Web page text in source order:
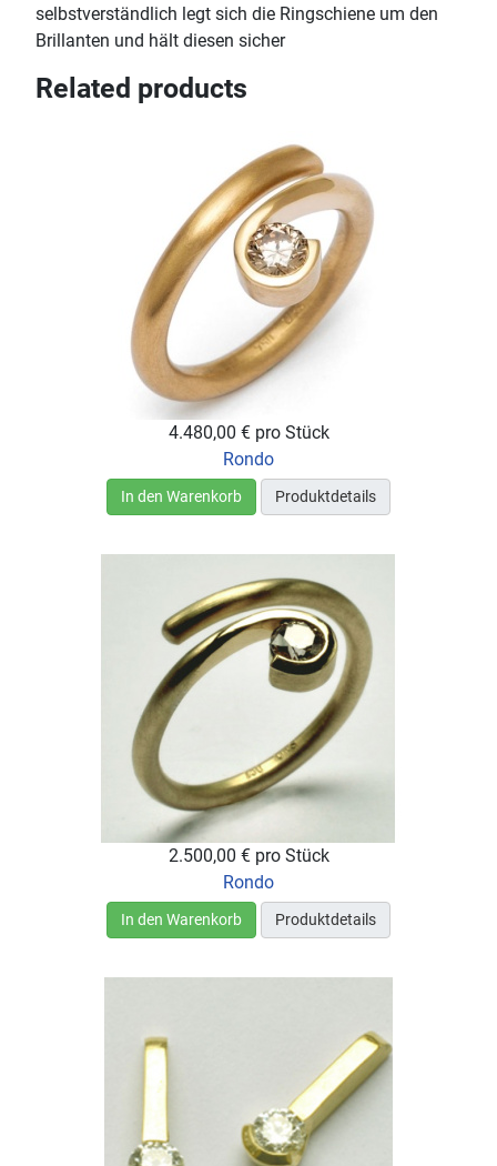
selbstverständlich legt sich die Ringschiene um den
Brillanten und hält diesen sicher
Related products
4.480,00 € pro Stück
Rondo
In den Warenkorb Produktdetails
2.500,00 € pro Stück
Rondo
In den Warenkorb Produktdetails